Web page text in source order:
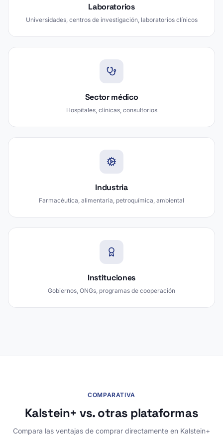
Laboratorios
Universidades, centros de investigación, laboratorios clínicos
Sector médico
Hospitales, clínicas, consultorios
Industria
Farmacéutica, alimentaria, petroquímica, ambiental
Instituciones
Gobiernos, ONGs, programas de cooperación
COMPARATIVA
Kalstein+ vs. otras plataformas
Compara las ventajas de comprar directamente en Kalstein+